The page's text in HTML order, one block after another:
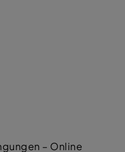
– Online